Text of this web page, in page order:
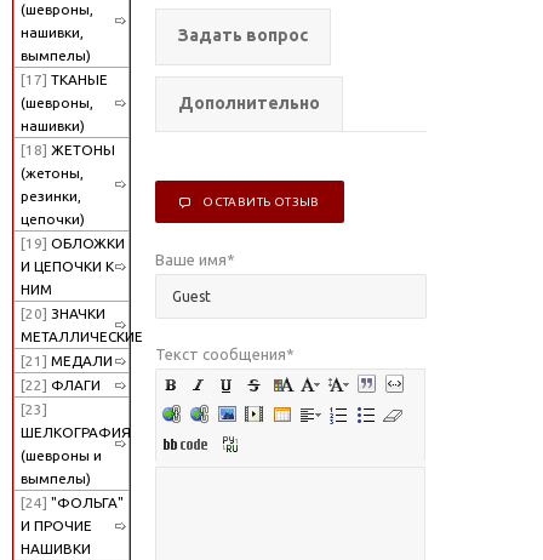
(шевроны,
нашивки,
вымпелы)
[17] ТКАНЫЕ
(шевроны,
нашивки)
[18] ЖЕТОНЫ
(жетоны,
резинки,
цепочки)
[19] ОБЛОЖКИ
И ЦЕПОЧКИ К
НИМ
[20] ЗНАЧКИ
МЕТАЛЛИЧЕСКИЕ
[21] МЕДАЛИ
[22] ФЛАГИ
[23]
ШЕЛКОГРАФИЯ
(шевроны и
вымпелы)
[24] "ФОЛЬГА"
И ПРОЧИЕ
НАШИВКИ
Задать вопрос
Дополнительно
ОСТАВИТЬ ОТЗЫВ
Ваше имя*
Текст сообщения*